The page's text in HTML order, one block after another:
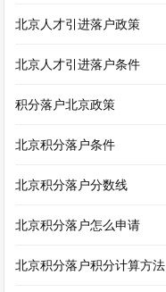
北京人才引进落户政策
北京人才引进落户条件
积分落户北京政策
北京积分落户条件
北京积分落户分数线
北京积分落户怎么申请
北京积分落户积分计算方法